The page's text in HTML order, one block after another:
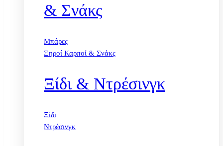
& Σνάκς
Μπάρες
Ξηροί Καρποί & Σνάκς
Ξίδι & Ντρέσινγκ
Ξίδι
Ντρέσινγκ